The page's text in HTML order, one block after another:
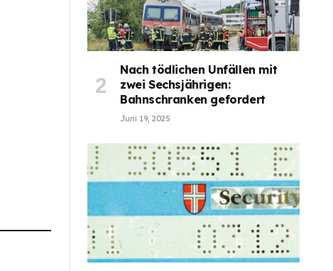
Nach tödlichen Unfällen mit
zwei Sechsjährigen:
Bahnschranken gefordert
Juni 19, 2025